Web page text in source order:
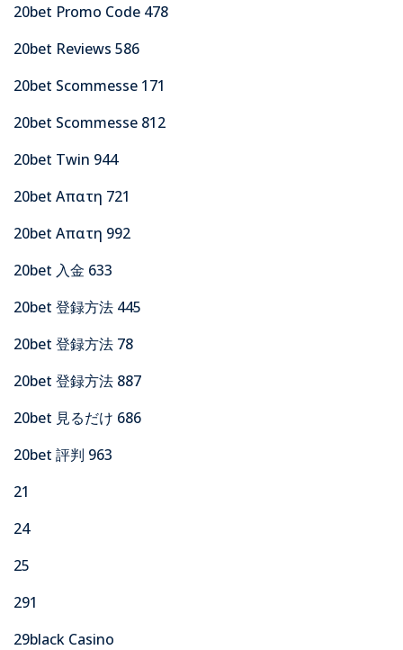
20bet Promo Code 478
20bet Reviews 586
20bet Scommesse 171
20bet Scommesse 812
20bet Twin 944
20bet Απατη 721
20bet Απατη 992
20bet 入金 633
20bet 登録方法 445
20bet 登録方法 78
20bet 登録方法 887
20bet 見るだけ 686
20bet 評判 963
21
24
25
291
29black Casino